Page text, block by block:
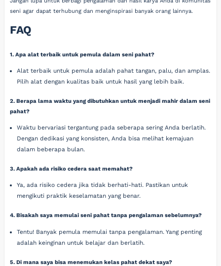
seni agar dapat terhubung dan menginspirasi banyak orang lainnya.
FAQ
1. Apa alat terbaik untuk pemula dalam seni pahat?
Alat terbaik untuk pemula adalah pahat tangan, palu, dan amplas.
Pilih alat dengan kualitas baik untuk hasil yang lebih baik.
2. Berapa lama waktu yang dibutuhkan untuk menjadi mahir dalam seni
pahat?
Waktu bervariasi tergantung pada seberapa sering Anda berlatih.
Dengan dedikasi yang konsisten, Anda bisa melihat kemajuan
dalam beberapa bulan.
3. Apakah ada risiko cedera saat memahat?
Ya, ada risiko cedera jika tidak berhati-hati. Pastikan untuk
mengikuti praktik keselamatan yang benar.
4. Bisakah saya memulai seni pahat tanpa pengalaman sebelumnya?
Tentu! Banyak pemula memulai tanpa pengalaman. Yang penting
adalah keinginan untuk belajar dan berlatih.
5. Di mana saya bisa menemukan kelas pahat dekat saya?